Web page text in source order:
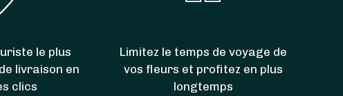
le plus
livraison en
clics
Limitez le temps de voyage de
vos fleurs et profitez en plus
longtemps